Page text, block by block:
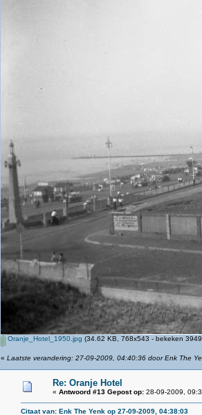
Oranje_Hotel_1950.jpg (34.62 KB, 768x543 - bekeken 3949
« Laatste verandering: 27-09-2009, 04:40:36 door Enk The
Re: Oranje Hotel
« Antwoord #13 Gepost op:28-09-2009,
Citaat van: Enk The Yenk op 27-09-2009, 04:38:03